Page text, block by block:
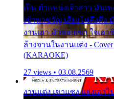
เป็น ตำแหน่งเจ้าสาว มัน
เข้าพาขวัญ เสียงโห่ตึงตึง
งานเฮา มัวซอยเขา ใจเ
ล้างจานในงานแต่ง -
(KARAOKE)
27 views • 03.08.2569
งานแต่ง เขาแซง แย่งเอ